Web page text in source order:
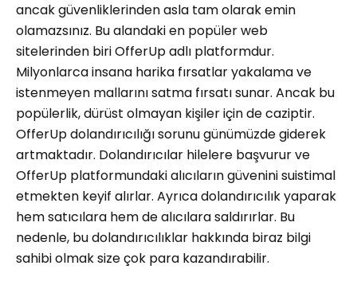
ancak güvenliklerinden asla tam olarak emin
olamazsınız. Bu alandaki en popüler web
sitelerinden biri OfferUp adlı platformdur.
Milyonlarca insana harika fırsatlar yakalama ve
istenmeyen mallarını satma fırsatı sunar. Ancak bu
popülerlik, dürüst olmayan kişiler için de caziptir.
OfferUp dolandırıcılığı sorunu günümüzde giderek
artmaktadır. Dolandırıcılar hilelere başvurur ve
OfferUp platformundaki alıcıların güvenini suistimal
etmekten keyif alırlar. Ayrıca dolandırıcılık yaparak
hem satıcılara hem de alıcılara saldırırlar. Bu
nedenle, bu dolandırıcılıklar hakkında biraz bilgi
sahibi olmak size çok para kazandırabilir.